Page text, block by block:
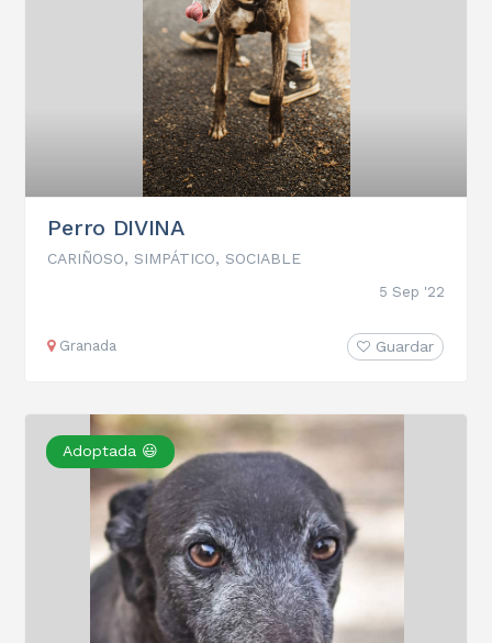
Perro DIVINA
CARIÑOSO, SIMPÁTICO, SOCIABLE
5 Sep '22
Granada Guardar
Adoptada 😃